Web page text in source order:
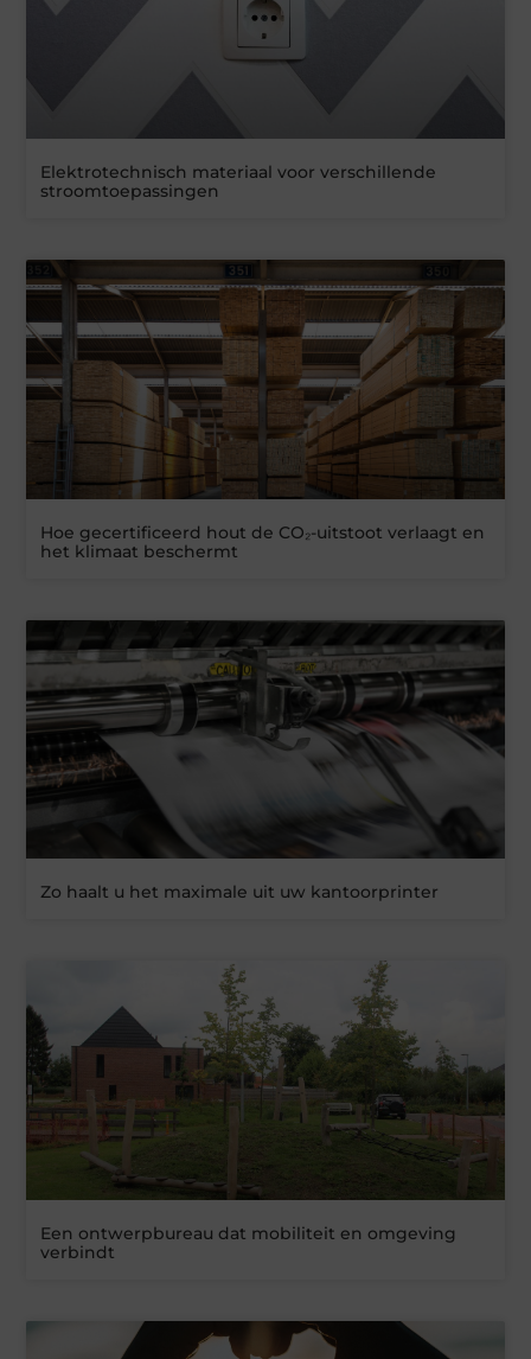
Elektrotechnisch materiaal voor verschillende
stroomtoepassingen
Hoe gecertificeerd hout de CO₂-uitstoot verlaagt en
het klimaat beschermt
Zo haalt u het maximale uit uw kantoorprinter
Een ontwerpbureau dat mobiliteit en omgeving
verbindt